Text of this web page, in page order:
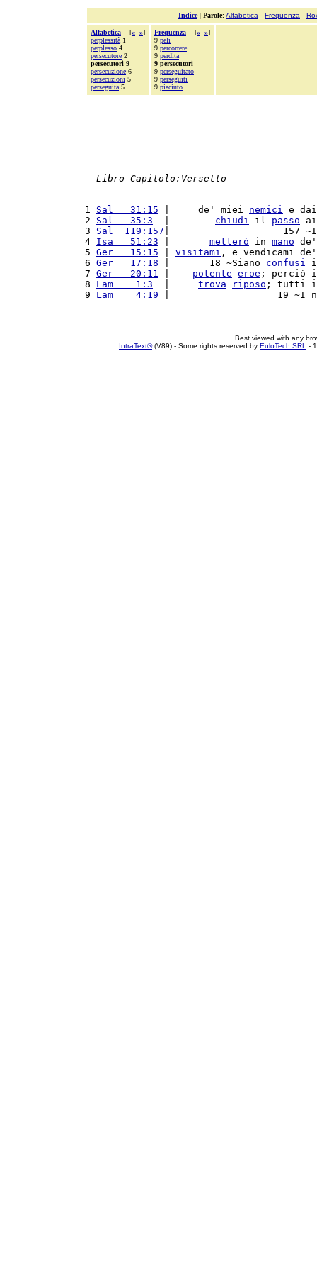
Indice| Parole: Alfabetica - Frequenza -
Alfabetica [« »]
perplessità 1
perplesso 4
persecutore 2
persecutori 9
persecuzione 6
persecuzioni 5
perseguita 5
Frequenza [« »]
9 peli
9 percorrere
9 perdita
9 persecutori
9 perseguitato
9 perseguiti
9 piaciuto
Libro Capitolo:Versetto
1 Sal   31:15 |     de' miei nemici e
2 Sal   35:3 chiudi il passo
3 Sal  119:157 |                    157
4 Isa   51:23 metterò in mano
5 Ger   15:15 visitami , e vendicami
6 Ger   17:18 |       18 ~Siano confusi i
7 Ger   20:11 potente eroe ; perciò
8 Lam    1:3 trova riposo ; tutti i
9 Lam    4:19 |                   19 ~I
Best viewed with any
IntraText®(V89) - Some rights reserved by EuloTech SRL -